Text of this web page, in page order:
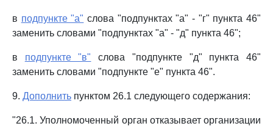
в подпункте "а" слова "подпунктах "а" - "г" пункта 46"
заменить словами "подпунктах "а" - "д" пункта 46";
в подпункте "в" слова "подпункте "д" пункта 46"
заменить словами "подпункте "е" пункта 46".
9. Дополнить пунктом 26.1 следующего содержания:
"26.1. Уполномоченный орган отказывает организации